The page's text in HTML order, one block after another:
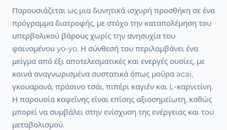
Παρουσιάζεται ως μια δυνητικά ισχυρή προσθήκη σε ένα
πρόγραμμα διατροφής, με στόχο την καταπολέμηση του
υπερβολικού βάρους χωρίς την ανησυχία του
φαινομένου yo-yo. Η σύνθεσή του περιλαμβάνει ένα
μείγμα από έξι αποτελεσματικές και ενεργές ουσίες, με
κοινά αναγνωρισμένα συστατικά όπως μούρα acai,
γκουαρανά, πράσινο τσάι, πιπέρι καγιέν και L-καρνιτίνη.
Η παρουσία καφεΐνης είναι επίσης αξιοσημείωτη, καθώς
μπορεί να συμβάλει στην ενίσχυση της ενέργειας και του
μεταβολισμού.